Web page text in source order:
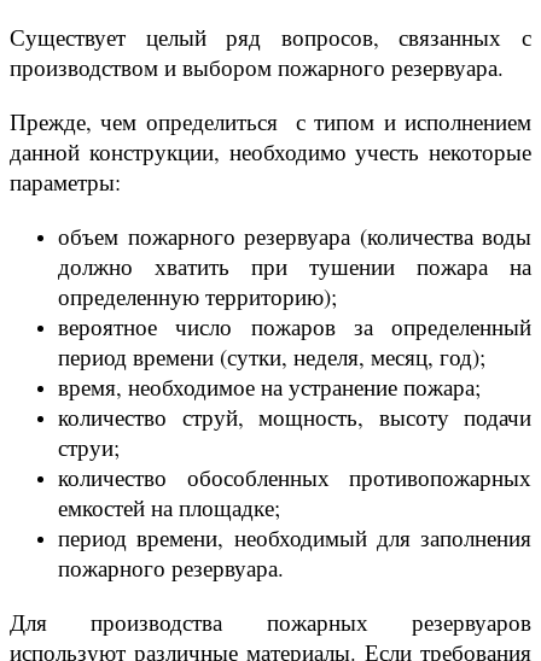
Существует целый ряд вопросов, связанных с
производством и выбором пожарного резервуара.
Прежде, чем определиться с типом и исполнением
данной конструкции, необходимо учесть некоторые
параметры:
объем пожарного резервуара (количества воды
должно хватить при тушении пожара на
определенную территорию);
вероятное число пожаров за определенный
период времени (сутки, неделя, месяц, год);
время, необходимое на устранение пожара;
количество струй, мощность, высоту подачи
струи;
количество обособленных противопожарных
емкостей на площадке;
период времени, необходимый для заполнения
пожарного резервуара.
Для производства пожарных резервуаров
используют различные материалы. Если требования